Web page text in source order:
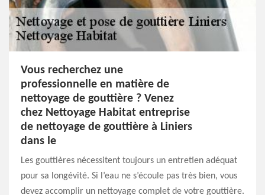
Vous recherchez une
professionnelle en matière de
nettoyage de gouttière ? Venez
chez Nettoyage Habitat entreprise
de nettoyage de gouttière à Liniers
dans le
Les gouttières nécessitent toujours un entretien adéquat
pour sa longévité. Si l’eau ne s’écoule pas très bien, vous
devez accomplir un nettoyage complet de votre gouttière.